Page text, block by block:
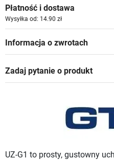
Płatność i dostawa
Wysyłka od: 14.90 zł
Informacja o zwrotach
Zadaj pytanie o produkt
UZ-G1 to prosty, gustowny